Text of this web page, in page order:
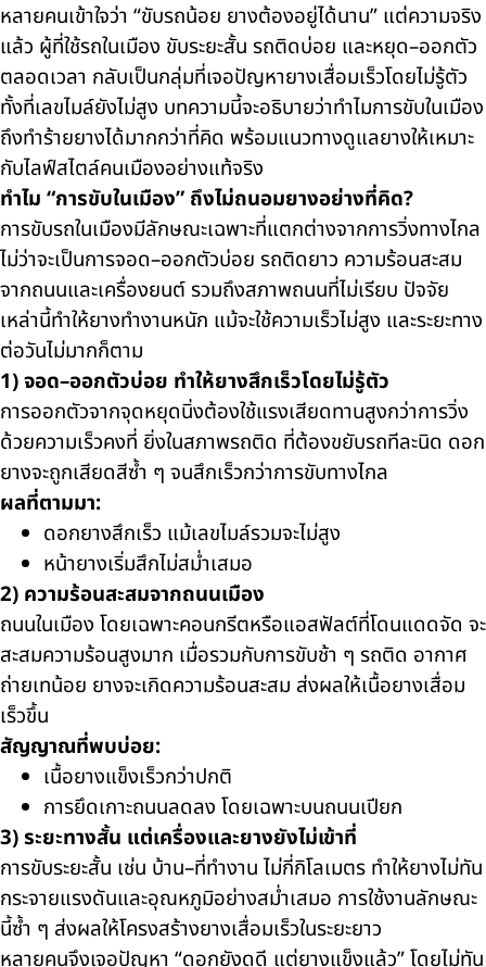
หลายคนเข้าใจว่า “ขับรถน้อย ยางต้องอยู่ได้นาน” แต่ความจริง
แล้ว ผู้ที่ใช้รถในเมือง ขับระยะสั้น รถติดบ่อย และหยุด–ออกตัว
ตลอดเวลา กลับเป็นกลุ่มที่เจอปัญหายางเสื่อมเร็วโดยไม่รู้ตัว
ทั้งที่เลขไมล์ยังไม่สูง บทความนี้จะอธิบายว่าทำไมการขับในเมือง
ถึงทำร้ายยางได้มากกว่าที่คิด พร้อมแนวทางดูแลยางให้เหมาะ
กับไลฟ์สไตล์คนเมืองอย่างแท้จริง
ทำไม “การขับในเมือง” ถึงไม่ถนอมยางอย่างที่คิด?
การขับรถในเมืองมีลักษณะเฉพาะที่แตกต่างจากการวิ่งทางไกล
ไม่ว่าจะเป็นการจอด–ออกตัวบ่อย รถติดยาว ความร้อนสะสม
จากถนนและเครื่องยนต์ รวมถึงสภาพถนนที่ไม่เรียบ ปัจจัย
เหล่านี้ทำให้ยางทำงานหนัก แม้จะใช้ความเร็วไม่สูง และระยะทาง
ต่อวันไม่มากก็ตาม
1) จอด–ออกตัวบ่อย ทำให้ยางสึกเร็วโดยไม่รู้ตัว
การออกตัวจากจุดหยุดนิ่งต้องใช้แรงเสียดทานสูงกว่าการวิ่ง
ด้วยความเร็วคงที่ ยิ่งในสภาพรถติด ที่ต้องขยับรถทีละนิด ดอก
ยางจะถูกเสียดสีซ้ำ ๆ จนสึกเร็วกว่าการขับทางไกล
ผลที่ตามมา:
ดอกยางสึกเร็ว แม้เลขไมล์รวมจะไม่สูง
หน้ายางเริ่มสึกไม่สม่ำเสมอ
2) ความร้อนสะสมจากถนนเมือง
ถนนในเมือง โดยเฉพาะคอนกรีตหรือแอสฟัลต์ที่โดนแดดจัด จะ
สะสมความร้อนสูงมาก เมื่อรวมกับการขับช้า ๆ รถติด อากาศ
ถ่ายเทน้อย ยางจะเกิดความร้อนสะสม ส่งผลให้เนื้อยางเสื่อม
เร็วขึ้น
สัญญาณที่พบบ่อย:
เนื้อยางแข็งเร็วกว่าปกติ
การยึดเกาะถนนลดลง โดยเฉพาะบนถนนเปียก
3) ระยะทางสั้น แต่เครื่องและยางยังไม่เข้าที่
การขับระยะสั้น เช่น บ้าน–ที่ทำงาน ไม่กี่กิโลเมตร ทำให้ยางไม่ทัน
กระจายแรงดันและอุณหภูมิอย่างสม่ำเสมอ การใช้งานลักษณะ
นี้ซ้ำ ๆ ส่งผลให้โครงสร้างยางเสื่อมเร็วในระยะยาว
หลายคนจึงเจอปัญหา “ดอกยังดูดี แต่ยางแข็งแล้ว” โดยไม่ทัน